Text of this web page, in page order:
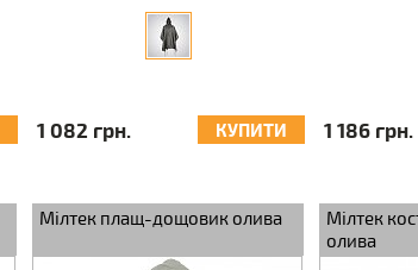
1 082 грн. КУПИТИ 1 186 грн.
Мілтек плащ-дощовик олива
Мілтек
олива